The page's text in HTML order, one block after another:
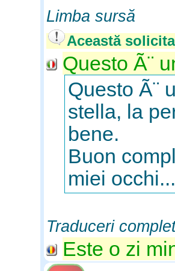
Limba sursă
Această
Questo Ã¨
Questo Ã¨
stella, la
bene.
Buon
miei
Traduceri
Este o zi